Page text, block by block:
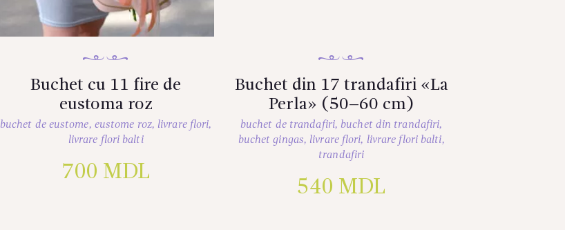
Buchet cu 11 fire de
eustoma roz
buchet de eustome, eustome roz, livrare flori,
livrare flori balti
700 MDL
Buchet din 17 trandafiri «La
Perla» (50–60 cm)
buchet de trandafiri, buchet din trandafiri,
buchet gingas, livrare flori, livrare flori balti,
trandafiri
540 MDL